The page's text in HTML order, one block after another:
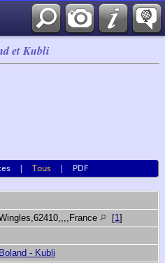
et Kubli
|Tous | PDF
[1 ]
Boland - Kubli